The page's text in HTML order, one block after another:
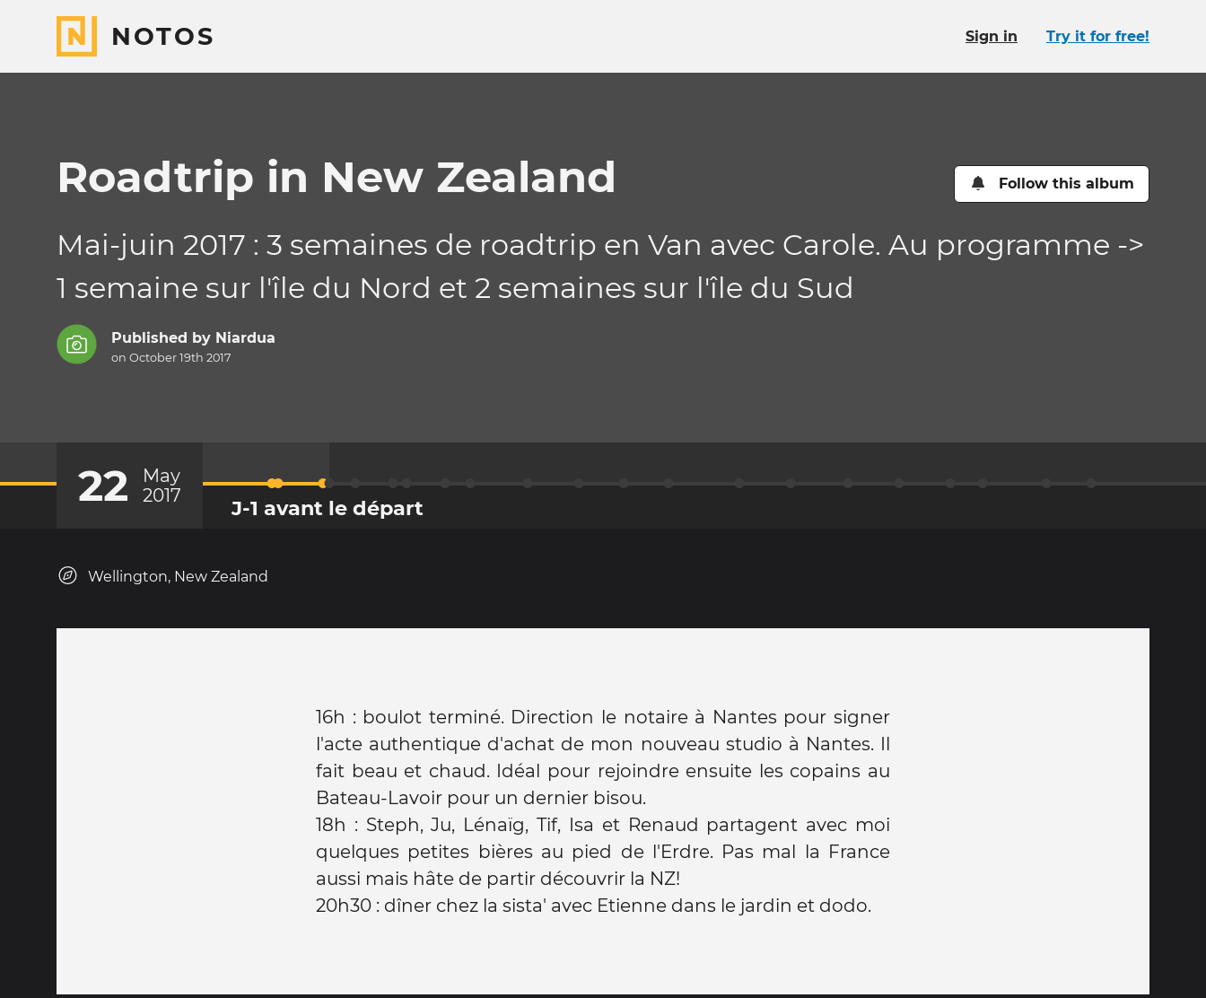
NOTOS Sign in Try it for free!
Roadtrip in New Zealand Follow this album
Mai-juin 2017 : 3 semaines de roadtrip en Van avec Carole. Au programme ->
1 semaine sur l'île du Nord et 2 semaines sur l'île du Sud
Published by Niardua
on October 19th 2017
22
May
2017
J-1 avant le départ
Wellington, New Zealand
16h : boulot terminé. Direction le notaire à Nantes pour signer
l'acte authentique d'achat de mon nouveau studio à Nantes. Il
fait beau et chaud. Idéal pour rejoindre ensuite les copains au
Bateau-Lavoir pour un dernier bisou.
18h : Steph, Ju, Lénaïg, Tif, Isa et Renaud partagent avec moi
quelques petites bières au pied de l'Erdre. Pas mal la France
aussi mais hâte de partir découvrir la NZ!
20h30 : dîner chez la sista' avec Etienne dans le jardin et dodo.